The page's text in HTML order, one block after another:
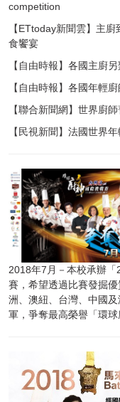
competition
【ETtoday新聞雲】主
食饗宴
【自由時報】各國主廚
【自由時報】各國年輕
【聯合新聞網】世界廚
【民視新聞】法國世界
2018年7月－本校承辦
賽，希望透過比賽發掘
洲、澳紐、台灣、中國
軍，爭奪最高榮譽「環球